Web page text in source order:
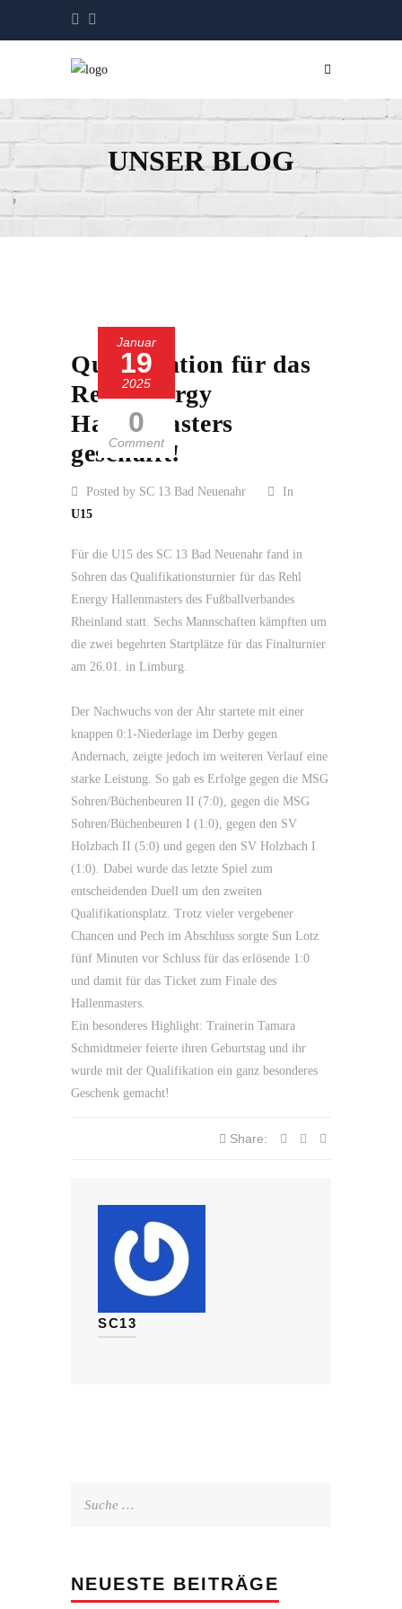
UNSER BLOG
Januar
19
2025
0
Comment
Qualifikation für das
Rehl Energy
Hallenmasters
geschafft!
Posted by SC 13 Bad Neuenahr
In
U15
Für die U15 des SC 13 Bad Neuenahr fand in
Sohren das Qualifikationsturnier für das Rehl
Energy Hallenmasters des Fußballverbandes
Rheinland statt. Sechs Mannschaften kämpften um
die zwei begehrten Startplätze für das Finalturnier
am 26.01. in Limburg.
Der Nachwuchs von der Ahr startete mit einer
knappen 0:1-Niederlage im Derby gegen
Andernach, zeigte jedoch im weiteren Verlauf eine
starke Leistung. So gab es Erfolge gegen die MSG
Sohren/Büchenbeuren II (7:0), gegen die MSG
Sohren/Büchenbeuren I (1:0), gegen den SV
Holzbach II (5:0) und gegen den SV Holzbach I
(1:0). Dabei wurde das letzte Spiel zum
entscheidenden Duell um den zweiten
Qualifikationsplatz. Trotz vieler vergebener
Chancen und Pech im Abschluss sorgte Sun Lotz
fünf Minuten vor Schluss für das erlösende 1:0
und damit für das Ticket zum Finale des
Hallenmasters.
Ein besonderes Highlight: Trainerin Tamara
Schmidtmeier feierte ihren Geburtstag und ihr
wurde mit der Qualifikation ein ganz besonderes
Geschenk gemacht!
Share:
SC13
NEUESTE BEITRÄGE